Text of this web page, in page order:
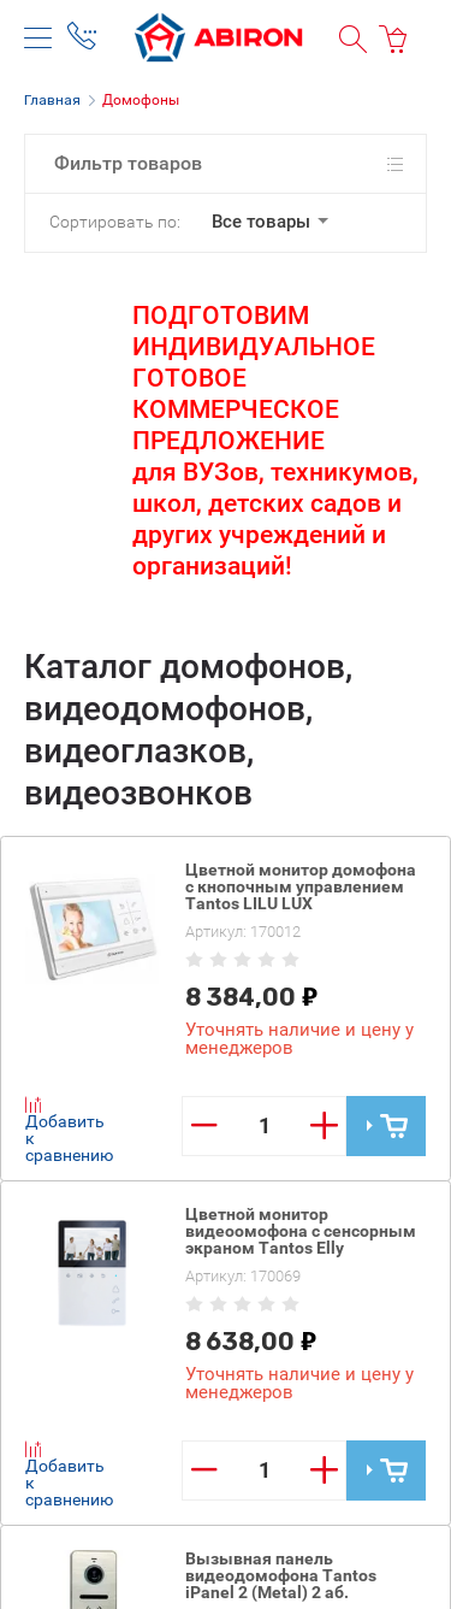
Главная Домофоны
Фильтр товаров
Сортировать по: Все товары
ПОДГОТОВИМ
ИНДИВИДУАЛЬНОЕ
ГОТОВОЕ
КОММЕРЧЕСКОЕ
ПРЕДЛОЖЕНИЕ
для ВУЗов, техникумов,
школ, детских садов и
других учреждений и
организаций!
Каталог домофонов,
видеодомофонов,
видеоглазков,
видеозвонков
Цветной монитор домофона
с кнопочным управлением
Tantos LILU LUX
Артикул: 170012
8 384,00
Уточнять наличие и цену у
менеджеров
− +
Добавить
к
сравнению
Цветной монитор
видеоомофона с сенсорным
экраном Tantos Elly
Артикул: 170069
8 638,00
Уточнять наличие и цену у
менеджеров
− +
Добавить
к
сравнению
Вызывная панель
видеодомофона Tantos
iPanel 2 (Metal) 2 аб.